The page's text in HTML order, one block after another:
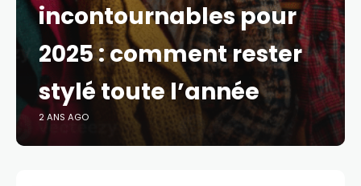
incontournables pour
2025 : comment rester
stylé toute l’année
2 ANS AGO